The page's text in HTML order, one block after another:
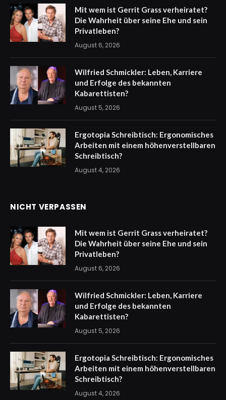
Mit wem ist Gerrit Grass verheiratet?
Die Wahrheit über seine Ehe und sein
Privatleben?
August 6, 2026
Wilfried Schmickler: Leben, Karriere
und Erfolge des bekannten
Kabarettisten?
August 5, 2026
Ergotopia Schreibtisch: Ergonomisches
Arbeiten mit einem höhenverstellbaren
Schreibtisch?
August 4, 2026
NICHT VERPASSEN
Mit wem ist Gerrit Grass verheiratet?
Die Wahrheit über seine Ehe und sein
Privatleben?
August 6, 2026
Wilfried Schmickler: Leben, Karriere
und Erfolge des bekannten
Kabarettisten?
August 5, 2026
Ergotopia Schreibtisch: Ergonomisches
Arbeiten mit einem höhenverstellbaren
Schreibtisch?
August 4, 2026